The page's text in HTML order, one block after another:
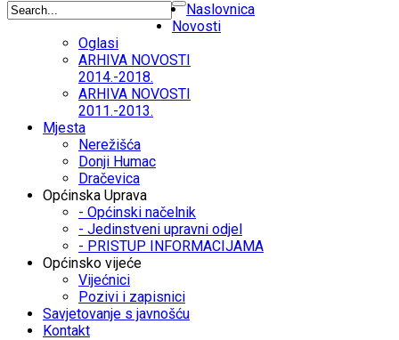
Naslovnica
Novosti
Oglasi
ARHIVA NOVOSTI
2014.-2018.
ARHIVA NOVOSTI
2011.-2013.
Mjesta
Nerežišća
Donji Humac
Dračevica
Općinska Uprava
- Općinski načelnik
- Jedinstveni upravni odjel
- PRISTUP INFORMACIJAMA
Općinsko vijeće
Vijećnici
Pozivi i zapisnici
Savjetovanje s javnošću
Kontakt